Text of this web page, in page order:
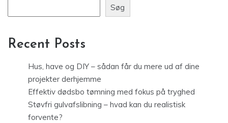
Søg
Recent Posts
Hus, have og DIY – sådan får du mere ud af dine
projekter derhjemme
Effektiv dødsbo tømning med fokus på tryghed
Støvfri gulvafslibning – hvad kan du realistisk
forvente?